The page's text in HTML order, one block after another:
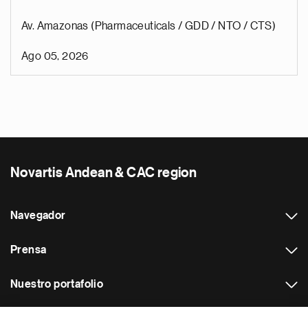
Av. Amazonas (Pharmaceuticals / GDD / NTO / CTS)
Ago 05, 2026
Novartis Andean & CAC region
Navegador
Prensa
Nuestro portafolio